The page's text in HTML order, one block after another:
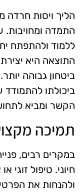
הליך ויסות חרדה
התמדה ומחויבות.
ללמוד ולהתפתח
התוצאה היא
ביטחון גבוהה
ביכולתו
הקשר ומביא
תמיכה
במקרים רבים,
חיוני. טיפול זוגי
ולהנחות את